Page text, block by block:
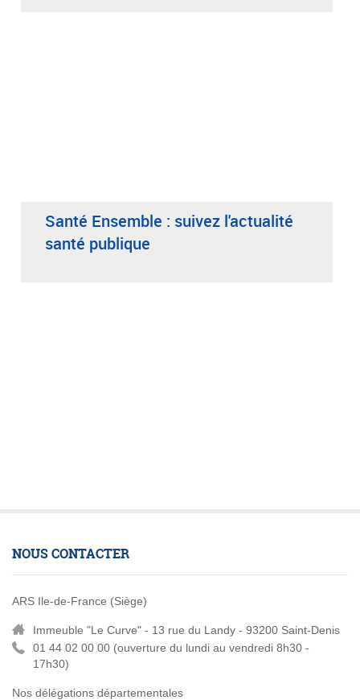
Santé Ensemble : suivez l'actualité
santé publique
NOUS CONTACTER
ARS Ile-de-France (Siège)
Immeuble "Le Curve" - 13 rue du Landy - 93200 Saint-Denis
01 44 02 00 00 (ouverture du lundi au vendredi 8h30 -
17h30)
Nos délégations départementales